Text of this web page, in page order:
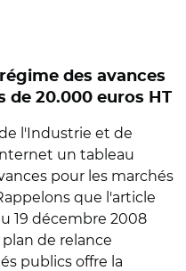
des avances
de 20.000 euros HT
l'Industrie et de
un tableau
pour les marchés
que l'article
19 décembre 2008
de relance
publics offre la